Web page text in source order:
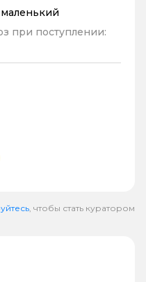
маленький
при поступлении:
, чтобы стать куратором